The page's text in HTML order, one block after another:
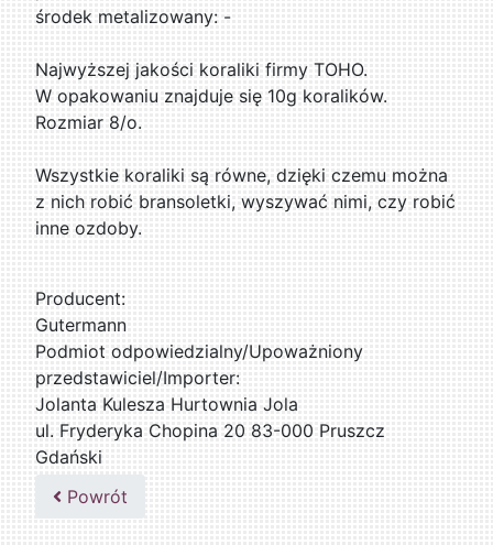
środek metalizowany: -
Najwyższej jakości koraliki firmy TOHO.
W opakowaniu znajduje się 10g koralików.
Rozmiar 8/o.
Wszystkie koraliki są równe, dzięki czemu można
z nich robić bransoletki, wyszywać nimi, czy robić
inne ozdoby.
Producent:
Gutermann
Podmiot odpowiedzialny/Upoważniony
przedstawiciel/Importer:
Jolanta Kulesza Hurtownia Jola
ul. Fryderyka Chopina 20 83-000 Pruszcz
Gdański
502047435
Powrót